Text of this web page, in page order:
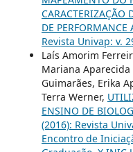
CARACTERIZAÇÃO
DE PERFORMANCE
Revista Univap: v.
Laís Amorim
Mariana
Guimarães, Erika
Terra Werner,
ENSINO DE
(2016): Revista
Encontro de